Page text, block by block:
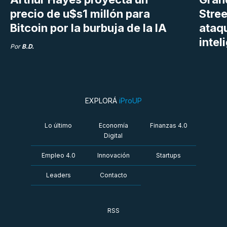
precio de u$s1 millón para
Bitcoin por la burbuja de la IA
Por B.D.
EXPLORÁ iProUP
Lo último
Economía
Digital
Finanzas 4.0
Empleo 4.0 Innovación Startups
Leaders Contacto
RSS